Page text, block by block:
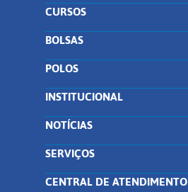
CURSOS
BOLSAS
POLOS
INSTITUCIONAL
NOTÍCIAS
SERVIÇOS
CENTRAL DE ATENDIMENTO